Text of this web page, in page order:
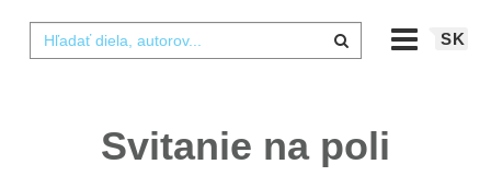
SK
Svitanie na poli